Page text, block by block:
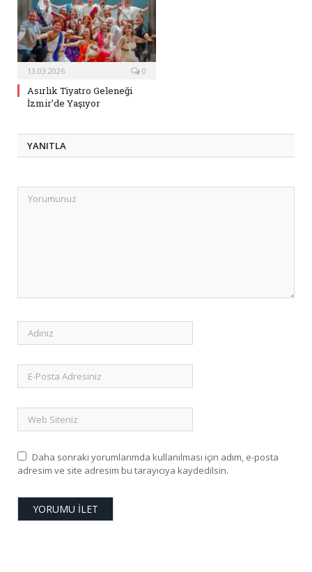
13.03.2026 0
Asırlık Tiyatro Geleneği
İzmir’de Yaşıyor
YANITLA
Daha sonraki yorumlarımda kullanılması için adım, e-posta
adresim ve site adresim bu tarayıcıya kaydedilsin.